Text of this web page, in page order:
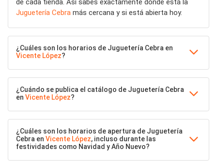
de cada tienda. Así sabés exactamente dónde está la
Juguetería Cebra más cercana y si está abierta hoy.
¿Cuáles son los horarios de Juguetería Cebra en
Vicente López?
¿Cuándo se publica el catálogo de Juguetería Cebra
en Vicente López?
¿Cuáles son los horarios de apertura de Juguetería
Cebra en Vicente López, incluso durante las
festividades como Navidad y Año Nuevo?